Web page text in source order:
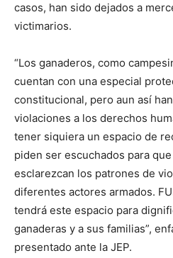
casos, han sido dejados a
victimarios.
“Los ganaderos, como
cuentan con una especial
constitucional, pero aun así
violaciones a los derechos
tener siquiera un espacio de
piden ser escuchados para
esclarezcan los patrones de
diferentes actores armados.
tendrá este espacio para
ganaderas y a sus familias”,
presentado ante la JEP.